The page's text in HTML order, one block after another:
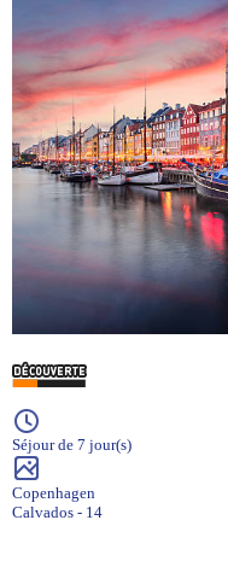
Séjour de 7 jour(s)
Copenhagen
Calvados - 14